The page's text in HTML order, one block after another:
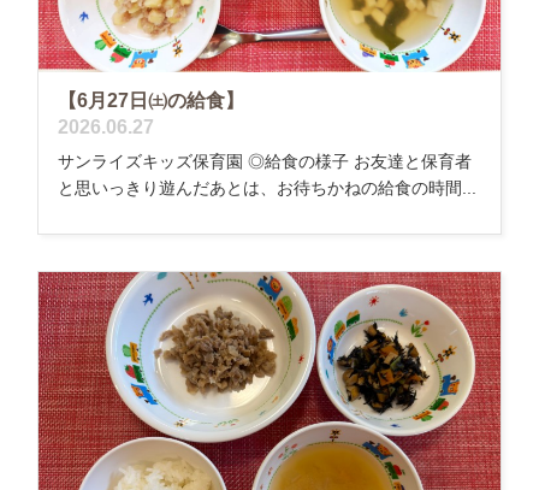
【6月27日㈯の給食】
2026.06.27
サンライズキッズ保育園 ◎給食の様子 お友達と保育者
と思いっきり遊んだあとは、お待ちかねの給食の時間...